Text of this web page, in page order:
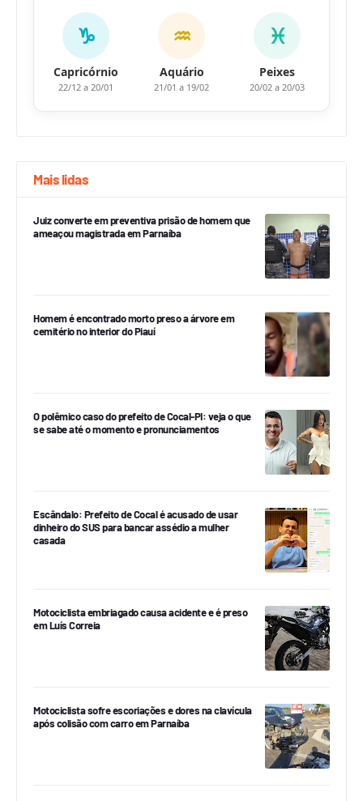
♑
Capricórnio
22/12 a 20/01
♒
Aquário
21/01 a 19/02
♓
Peixes
20/02 a 20/03
Mais lidas
Juiz converte em preventiva prisão de homem que
ameaçou magistrada em Parnaíba
Homem é encontrado morto preso a árvore em
cemitério no interior do Piauí
O polêmico caso do prefeito de Cocal-PI: veja o que
se sabe até o momento e pronunciamentos
Escândalo: Prefeito de Cocal é acusado de usar
dinheiro do SUS para bancar assédio a mulher
casada
Motociclista embriagado causa acidente e é preso
em Luís Correia
Motociclista sofre escoriações e dores na clavícula
após colisão com carro em Parnaíba